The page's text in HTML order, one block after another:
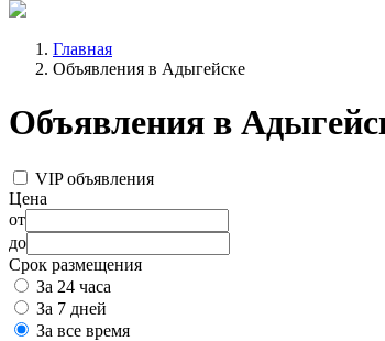
Главная
Объявления в Адыгейске
Объявления в
VIP объявления
Цена
от
до
Срок размещения
За 24 часа
За 7 дней
За все время